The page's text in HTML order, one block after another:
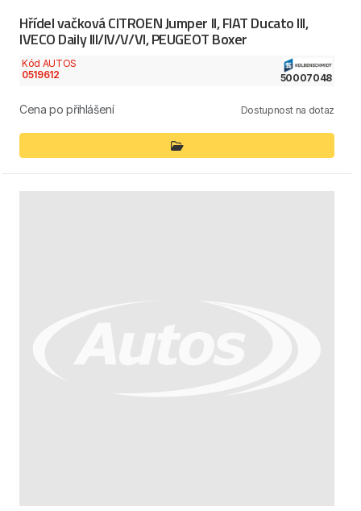
Hřídel vačková CITROEN Jumper II, FIAT Ducato III,
IVECO Daily III/IV/V/VI, PEUGEOT Boxer
Kód AUTOS
0519612
50007048
Cena po přihlášení Dostupnost na dotaz